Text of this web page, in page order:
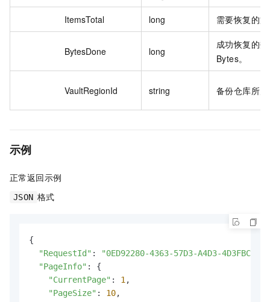
ItemsTotal long 需要恢复的
BytesDone long
成功恢复的
Bytes。
VaultRegionId string 备份仓库所
示例
正常返回示例
JSON 格式
{
"RequestId" :
"0ED92280-4363-57D3-A4D3-
"PageInfo" : {
"CurrentPage" : 1 ,
"PageSize" : 10,